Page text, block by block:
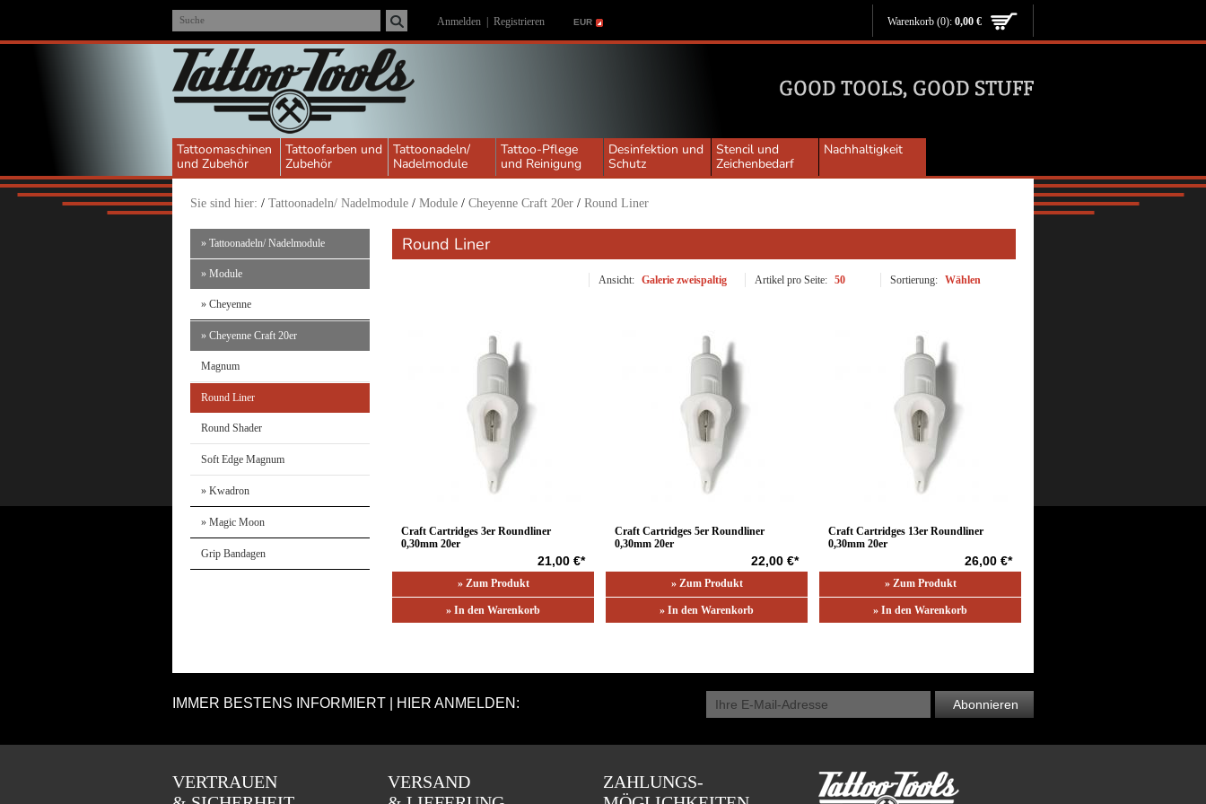
Suche Anmelden Registrieren EUR Warenkorb (0): 0,00 €
Tattoomaschinen
und Zubehör
Tattoofarben und
Zubehör
Tattoonadeln/
Nadelmodule
Tattoo-Pflege
und Reinigung
Desinfektion und
Schutz
Stencil und
Zeichenbedarf
Nachhaltigkeit
Sie sind hier: / Tattoonadeln/ Nadelmodule / Module / Cheyenne Craft 20er / Round Liner
» Tattoonadeln/ Nadelmodule
» Module
» Cheyenne
» Cheyenne Craft 20er
Magnum
Round Liner
Round Shader
Soft Edge Magnum
» Kwadron
» Magic Moon
Grip Bandagen
Round Liner
Sortierung: Wählen
Artikel pro Seite: 50
Ansicht: Galerie zweispaltig
Craft Cartridges 3er Roundliner
0,30mm 20er
21,00 €*
» Zum Produkt
» In den Warenkorb
Craft Cartridges 5er Roundliner
0,30mm 20er
22,00 €*
» Zum Produkt
» In den Warenkorb
Craft Cartridges 13er Roundliner
0,30mm 20er
26,00 €*
» Zum Produkt
» In den Warenkorb
IMMER BESTENS INFORMIERT | HIER ANMELDEN: Abonnieren
VERTRAUEN
VERSAND
ZAHLUNGS-